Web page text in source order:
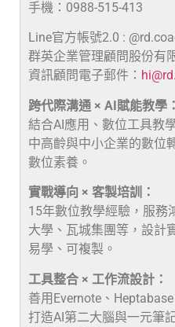
手機：0988-515-413
Line官方帳號2.0 :
群英企業管理顧問股份有
資訊顧問電子郵件：
跨代際溝通 × AI賦能教學：
結合AI應用、數位工具教
中高齡與中小企業的數位
數位素養。
實戰導向 × 客製培訓：
15年數位教學經驗，服務
大學、瓦城集團等，設計
易學、可複製。
工具整合 × 工作流設計：
善用Evernote、
打造AI第二大腦與一元筆